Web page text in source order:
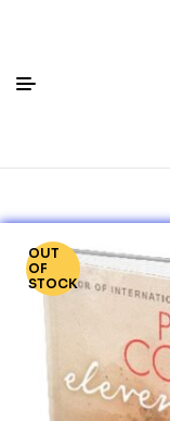
OUT
OF
STOCK